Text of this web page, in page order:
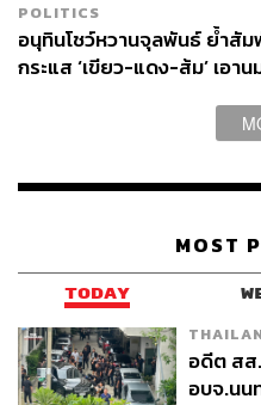
POLITICS
อนุทินโชว์หวานจุลพันธ์ ย้ำสั
กระแส ‘เขียว-แดง-ส้ม’ เอา
MOST
TODAY
อดีต สส.
อบจ.นน